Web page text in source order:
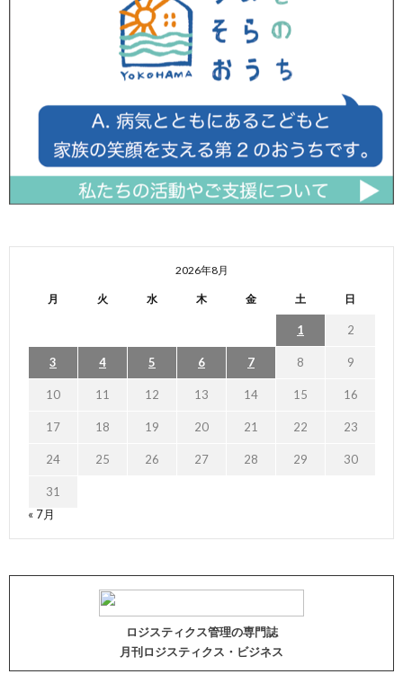
2026年8月
月 火 水 木 金 土 日
1 2
3 4 5 6 7 8 9
10 11 12 13 14 15 16
17 18 19 20 21 22 23
24 25 26 27 28 29 30
31
« 7月
ロジスティクス管理の専門誌
月刊ロジスティクス・ビジネス